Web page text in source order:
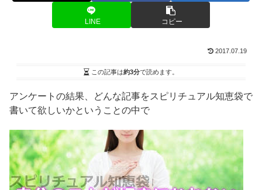
LINE コピー
2017.07.19
この記事は約3分で読めます。
アンケートの結果、どんな記事をスピリチュアル知恵袋で
書いて欲しいかということの中で